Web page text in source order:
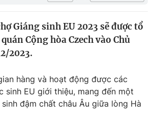
tế
Giáng sinh EU 2023 sẽ được tổ
Cộng hòa Czech vào Chủ
2023.
hàng và hoạt động được các
sinh EU giới thiệu, mang đến một
đậm chất châu Âu giữa lòng Hà